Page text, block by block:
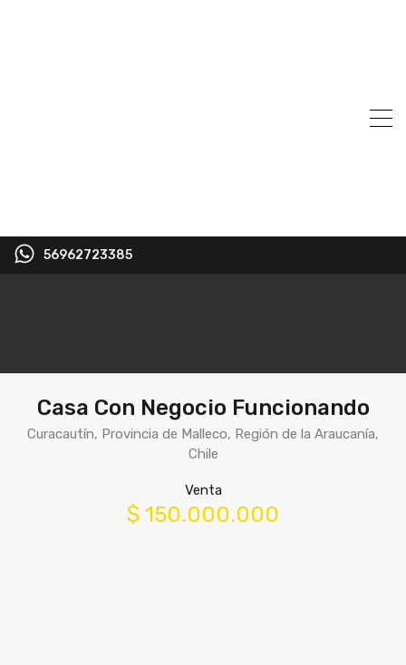
56962723385
Casa Con Negocio Funcionando
Curacautín, Provincia de Malleco, Región de la Araucanía,
Chile
Venta
$ 150.000.000